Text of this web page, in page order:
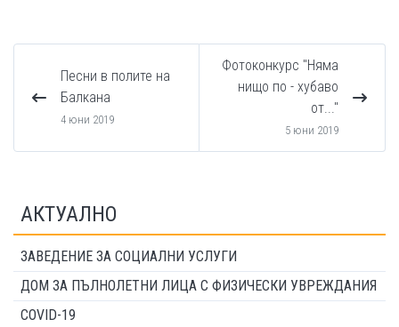
Песни в полите на
Балкана
4 юни 2019
Фотоконкурс "Няма
нищо по - хубаво
от..."
5 юни 2019
АКТУАЛНО
ЗАВЕДЕНИЕ ЗА СОЦИАЛНИ УСЛУГИ
ДОМ ЗА ПЪЛНОЛЕТНИ ЛИЦА С ФИЗИЧЕСКИ УВРЕЖДАНИЯ
COVID-19